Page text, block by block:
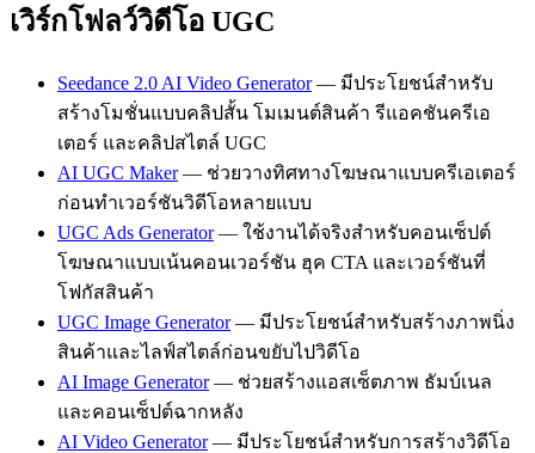
เวิร์กโฟลว์วิดีโอ UGC
Seedance 2.0 AI Video Generator— มีประโยชน์สำหรับ
สร้างโมชั่นแบบคลิปสั้น โมเมนต์สินค้า รีแอคชันครีเอ
เตอร์ และคลิปสไตล์ UGC
AI UGC Maker— ช่วยวางทิศทางโฆษณาแบบครีเอเตอร์
ก่อนทำเวอร์ชันวิดีโอหลายแบบ
UGC Ads Generator— ใช้งานได้จริงสำหรับคอนเซ็ปต์
โฆษณาแบบเน้นคอนเวอร์ชัน ฮุค CTA และเวอร์ชันที่
โฟกัสสินค้า
UGC Image Generator— มีประโยชน์สำหรับสร้างภาพนิ่ง
สินค้าและไลฟ์สไตล์ก่อนขยับไปวิดีโอ
AI Image Generator— ช่วยสร้างแอสเซ็ตภาพ ธัมบ์เนล
และคอนเซ็ปต์ฉากหลัง
AI Video Generator— มีประโยชน์สำหรับการสร้างวิดีโอ